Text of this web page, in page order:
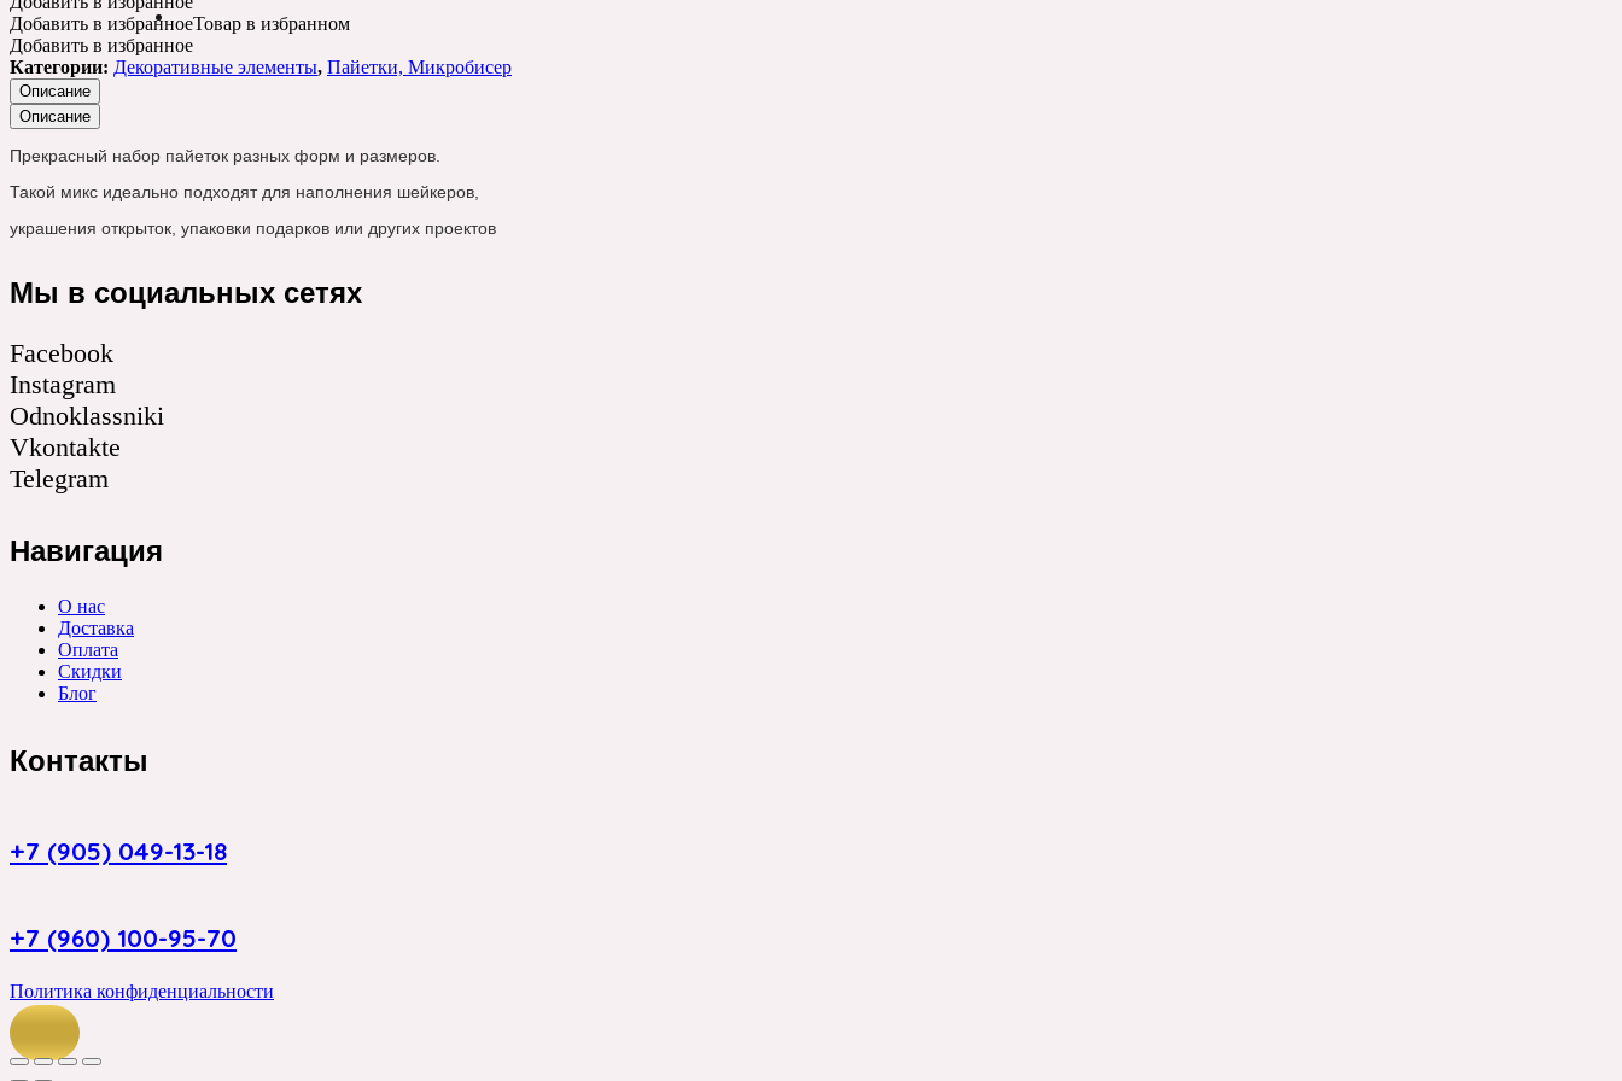
Добавить в избранноеТовар в избранном
Добавить в избранное
Категории: Декоративные элементы, Пайетки, Микробисер
Описание
Описание
Прекрасный набор пайеток разных форм и размеров.
Такой микс идеально подходят для наполнения шейкеров,
украшения открыток, упаковки подарков или других проектов
Мы в социальных сетях
Facebook
Instagram
Odnoklassniki
Vkontakte
Telegram
Навигация
О нас
Доставка
Оплата
Скидки
Блог
Контакты
+7 (905) 049-13-18
+7 (960) 100-95-70
Политика конфиденциальности